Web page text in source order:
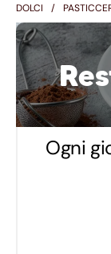
DOLCI
Ogni